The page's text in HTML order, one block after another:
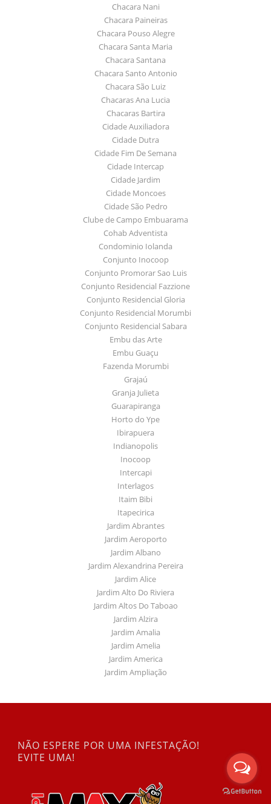
Chacara Nani
Chacara Paineiras
Chacara Pouso Alegre
Chacara Santa Maria
Chacara Santana
Chacara Santo Antonio
Chacara São Luiz
Chacaras Ana Lucia
Chacaras Bartira
Cidade Auxiliadora
Cidade Dutra
Cidade Fim De Semana
Cidade Intercap
Cidade Jardim
Cidade Moncoes
Cidade São Pedro
Clube de Campo Embuarama
Cohab Adventista
Condominio Iolanda
Conjunto Inocoop
Conjunto Promorar Sao Luis
Conjunto Residencial Fazzione
Conjunto Residencial Gloria
Conjunto Residencial Morumbi
Conjunto Residencial Sabara
Embu das Arte
Embu Guaçu
Fazenda Morumbi
Grajaú
Granja Julieta
Guarapiranga
Horto do Ype
Ibirapuera
Indianopolis
Inocoop
Intercapi
Interlagos
Itaim Bibi
Itapecirica
Jardim Abrantes
Jardim Aeroporto
Jardim Albano
Jardim Alexandrina Pereira
Jardim Alice
Jardim Alto Do Riviera
Jardim Altos Do Taboao
Jardim Alzira
Jardim Amalia
Jardim Amelia
Jardim America
Jardim Ampliação
NÃO ESPERE POR UMA INFESTAÇÃO!
EVITE UMA!